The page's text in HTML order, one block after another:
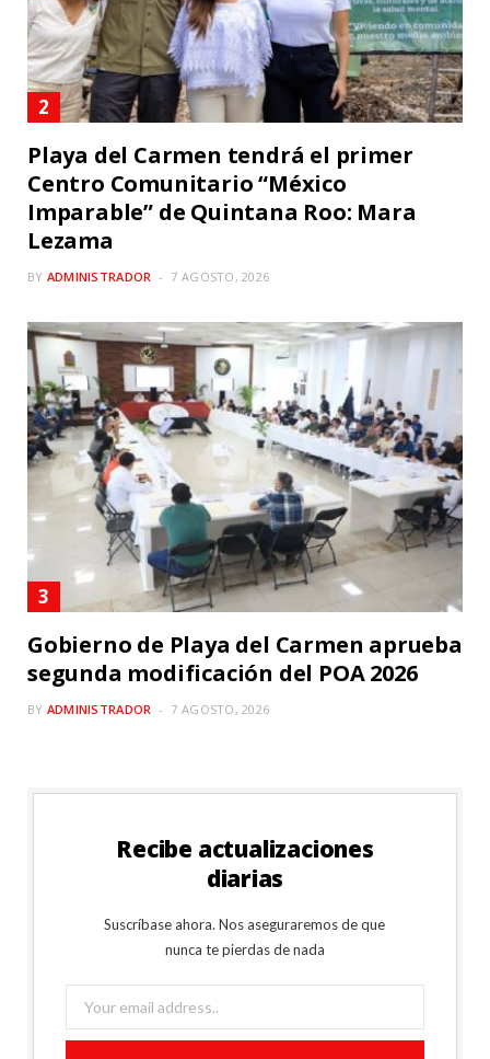
Playa del Carmen tendrá el primer
Centro Comunitario “México
Imparable” de Quintana Roo: Mara
Lezama
BY ADMINISTRADOR 7 AGOSTO, 2026
Gobierno de Playa del Carmen aprueba
segunda modificación del POA 2026
BY ADMINISTRADOR 7 AGOSTO, 2026
Recibe actualizaciones
diarias
Suscríbase ahora. Nos aseguraremos de que
nunca te pierdas de nada